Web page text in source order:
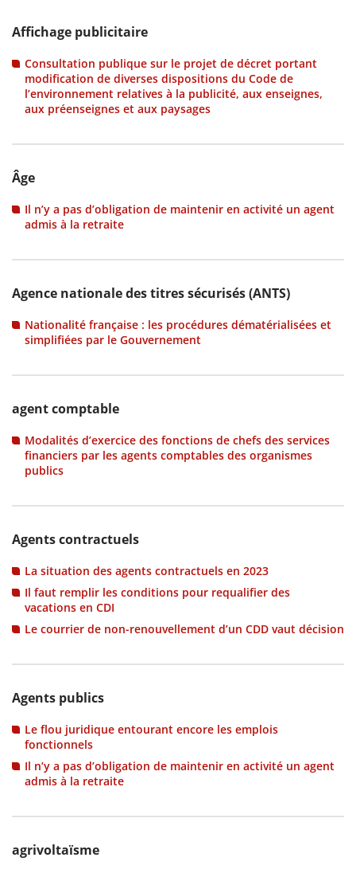
Affichage publicitaire
Consultation publique sur le projet de décret portant
modification de diverses dispositions du Code de
l’environnement relatives à la publicité, aux enseignes,
aux préenseignes et aux paysages
Âge
Il n’y a pas d’obligation de maintenir en activité un agent
admis à la retraite
Agence nationale des titres sécurisés (ANTS)
Nationalité française : les procédures dématérialisées et
simplifiées par le Gouvernement
agent comptable
Modalités d’exercice des fonctions de chefs des services
financiers par les agents comptables des organismes
publics
Agents contractuels
La situation des agents contractuels en 2023
Il faut remplir les conditions pour requalifier des
vacations en CDI
Le courrier de non-renouvellement d’un CDD vaut décision
Agents publics
Le flou juridique entourant encore les emplois
fonctionnels
Il n’y a pas d’obligation de maintenir en activité un agent
admis à la retraite
agrivoltaïsme